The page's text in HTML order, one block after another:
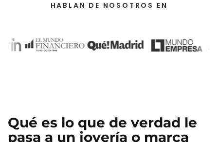
HABLAN DE NOSOTROS EN
Qué es lo que de verdad le
pasa a un joyería o marca